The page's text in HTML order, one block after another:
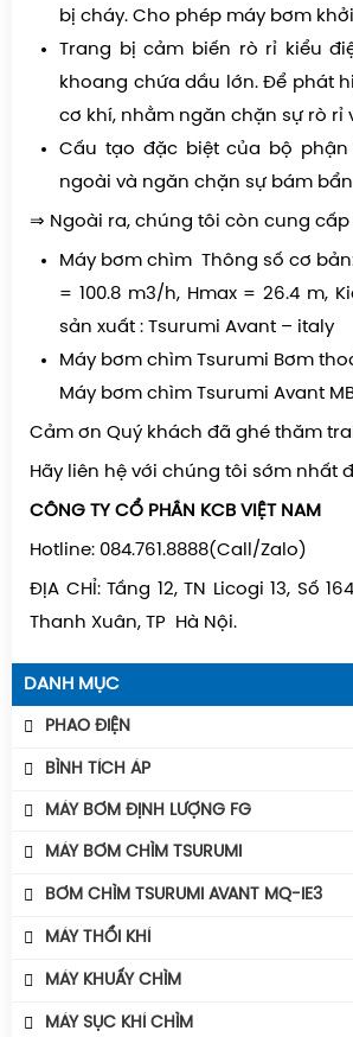
bị cháy. Cho phép máy bơm
Trang bị cảm biến rò rỉ kiểu
khoang chứa dầu lớn. Để phát
cơ khí, nhằm ngăn chặn sự rò rỉ
Cấu tạo đặc biệt của bộ
ngoài và ngăn chặn sự bám
⇒ Ngoài ra, chúng tôi còn cung cấp
Máy bơm chìm Thông số cơ
= 100.8 m3/h, Hmax = 26.4 m,
sản xuất : Tsurumi Avant – italy
Máy bơm chìm Tsurumi Bơm
Máy bơm chìm Tsurumi Avant
Cảm ơn Quý khách đã ghé thăm
Hãy liên hệ với chúng tôi sớm nhất
CÔNG TY CỔ PHẦN KCB VIỆT NAM
Hotline: 084.761.8888(Call/Zalo)
ĐỊA CHỈ: Tầng 12, TN Licogi 13, Số
Thanh Xuân, TP Hà Nội.
DANH MỤC
PHAO ĐIỆN
Phao Báo Mức
Phao Điện Tecno- Italy
BÌNH TÍCH ÁP
Bình Tích Áp Aquafill
Bình Tích Áp VAREM
BÌNH GIÃN NỞ AQUAFILL
MÁY BƠM ĐỊNH LƯỢNG FG
MÁY BƠM CHÌM TSURUMI
MÁY BƠM TSURUMI UNIVERSE
MÁY BƠM TSURUMI AVANT
BƠM CHÌM TSURUMI AVANT MQ-IE3
Máy Bơm Tsurumi Avant MQU
Máy Bơm Tsurumi Avant MQC
Máy Bơm Tsurumi Avant MQS
MÁY THỔI KHÍ
Máy Thổi Khí Con Sò GOORUI
Máy Thổi Khí Tsurumi
MÁY KHUẤY CHÌM
MÁY KHUẤY CHÌM TSURUMI ĐỘNG CƠ
MÁY SỤC KHÍ CHÌM